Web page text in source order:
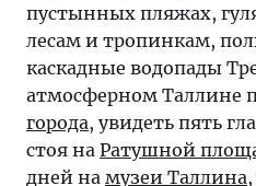
пустынных пляжах,
лесам и тропинкам,
каскадные водопады
атмосферном Таллине
города, увидеть пять
стоя на Ратушной
дней на музеи Таллина